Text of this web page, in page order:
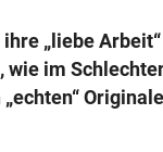
„liebe
wie im